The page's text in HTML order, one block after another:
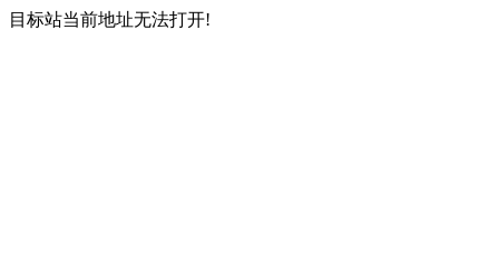
目标站当前地址无法打开!